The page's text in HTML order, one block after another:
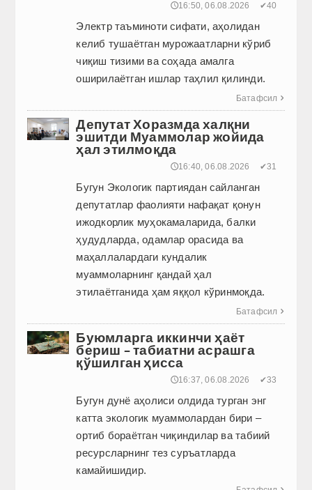
🕔16:50, 06.08.2026 ✔40
Электр таъминоти сифати, аҳолидан
келиб тушаётган мурожаатларни кўриб
чиқиш тизими ва соҳада амалга
оширилаётган ишлар таҳлил қилинди.
Батафсил 
Депутат Хоразмда халқни
эшитди Муаммолар жойида
ҳал этилмоқда
🕔16:40, 06.08.2026 ✔31
Бугун Экологик партиядан сайланган
депутатлар фаолияти нафақат қонун
ижодкорлик муҳокамаларида, балки
ҳудудларда, одамлар орасида ва
маҳаллалардаги кундалик
муаммоларнинг қандай ҳал
этилаётганида ҳам яққол кўринмоқда.
Батафсил 
Буюмларга иккинчи ҳаёт
бериш – табиатни асрашга
қўшилган ҳисса
🕔16:37, 06.08.2026 ✔33
Бугун дунё аҳолиси олдида турган энг
катта экологик муаммолардан бири –
ортиб бораётган чиқиндилар ва табиий
ресурсларнинг тез суръатларда
камайишидир.